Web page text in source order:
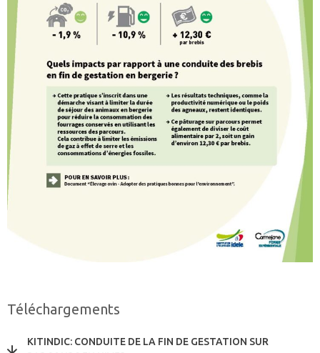
Téléchargements
KITINDIC: CONDUITE DE LA FIN DE GESTATION SUR